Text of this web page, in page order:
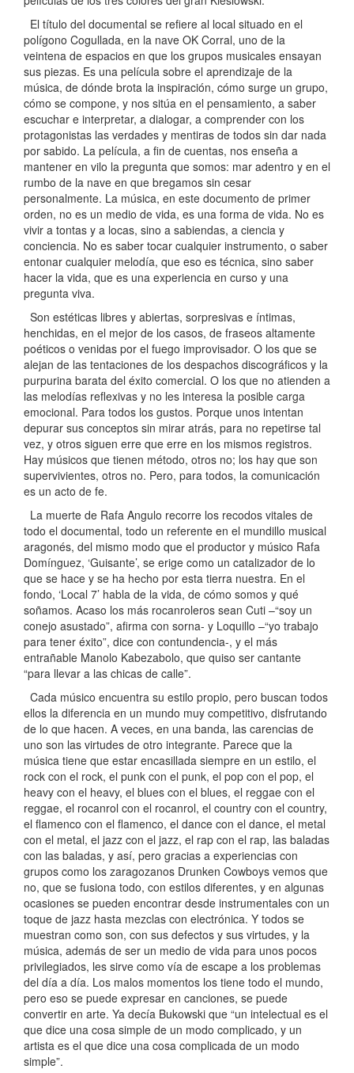
El título del documental se refiere al local situado en el
polígono Cogullada, en la nave OK Corral, uno de la
veintena de espacios en que los grupos musicales ensayan
sus piezas. Es una película sobre el aprendizaje de la
música, de dónde brota la inspiración, cómo surge un grupo,
cómo se compone, y nos sitúa en el pensamiento, a saber
escuchar e interpretar, a dialogar, a comprender con los
protagonistas las verdades y mentiras de todos sin dar nada
por sabido. La película, a fin de cuentas, nos enseña a
mantener en vilo la pregunta que somos: mar adentro y en el
rumbo de la nave en que bregamos sin cesar
personalmente. La música, en este documento de primer
orden, no es un medio de vida, es una forma de vida. No es
vivir a tontas y a locas, sino a sabiendas, a ciencia y
conciencia. No es saber tocar cualquier instrumento, o saber
entonar cualquier melodía, que eso es técnica, sino saber
hacer la vida, que es una experiencia en curso y una
pregunta viva.
Son estéticas libres y abiertas, sorpresivas e íntimas,
henchidas, en el mejor de los casos, de fraseos altamente
poéticos o venidas por el fuego improvisador. O los que se
alejan de las tentaciones de los despachos discográficos y la
purpurina barata del éxito comercial. O los que no atienden a
las melodías reflexivas y no les interesa la posible carga
emocional. Para todos los gustos. Porque unos intentan
depurar sus conceptos sin mirar atrás, para no repetirse tal
vez, y otros siguen erre que erre en los mismos registros.
Hay músicos que tienen método, otros no; los hay que son
supervivientes, otros no. Pero, para todos, la comunicación
es un acto de fe.
La muerte de Rafa Angulo recorre los recodos vitales de
todo el documental, todo un referente en el mundillo musical
aragonés, del mismo modo que el productor y músico Rafa
Domínguez, ‘Guisante’, se erige como un catalizador de lo
que se hace y se ha hecho por esta tierra nuestra. En el
fondo, ‘Local 7’ habla de la vida, de cómo somos y qué
soñamos. Acaso los más rocanroleros sean Cuti –“soy un
conejo asustado”, afirma con sorna- y Loquillo –“yo trabajo
para tener éxito”, dice con contundencia-, y el más
entrañable Manolo Kabezabolo, que quiso ser cantante
“para llevar a las chicas de calle”.
Cada músico encuentra su estilo propio, pero buscan todos
ellos la diferencia en un mundo muy competitivo, disfrutando
de lo que hacen. A veces, en una banda, las carencias de
uno son las virtudes de otro integrante. Parece que la
música tiene que estar encasillada siempre en un estilo, el
rock con el rock, el punk con el punk, el pop con el pop, el
heavy con el heavy, el blues con el blues, el reggae con el
reggae, el rocanrol con el rocanrol, el country con el country,
el flamenco con el flamenco, el dance con el dance, el metal
con el metal, el jazz con el jazz, el rap con el rap, las baladas
con las baladas, y así, pero gracias a experiencias con
grupos como los zaragozanos Drunken Cowboys vemos que
no, que se fusiona todo, con estilos diferentes, y en algunas
ocasiones se pueden encontrar desde instrumentales con un
toque de jazz hasta mezclas con electrónica. Y todos se
muestran como son, con sus defectos y sus virtudes, y la
música, además de ser un medio de vida para unos pocos
privilegiados, les sirve como vía de escape a los problemas
del día a día. Los malos momentos los tiene todo el mundo,
pero eso se puede expresar en canciones, se puede
convertir en arte. Ya decía Bukowski que “un intelectual es el
que dice una cosa simple de un modo complicado, y un
artista es el que dice una cosa complicada de un modo
simple”.